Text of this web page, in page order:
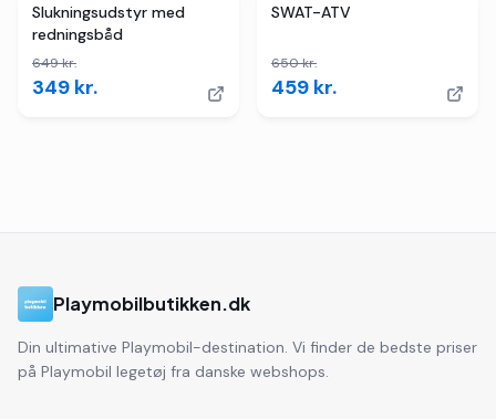
TILBUD
Slukningsudstyr med
redningsbåd
649kr.
349 kr.
4butikker
SWAT-ATV
650kr.
459 kr.
Playmobilbutikken.dk
Din ultimative Playmobil-destination. Vi finder de bedste priser
på Playmobil legetøj fra danske webshops.